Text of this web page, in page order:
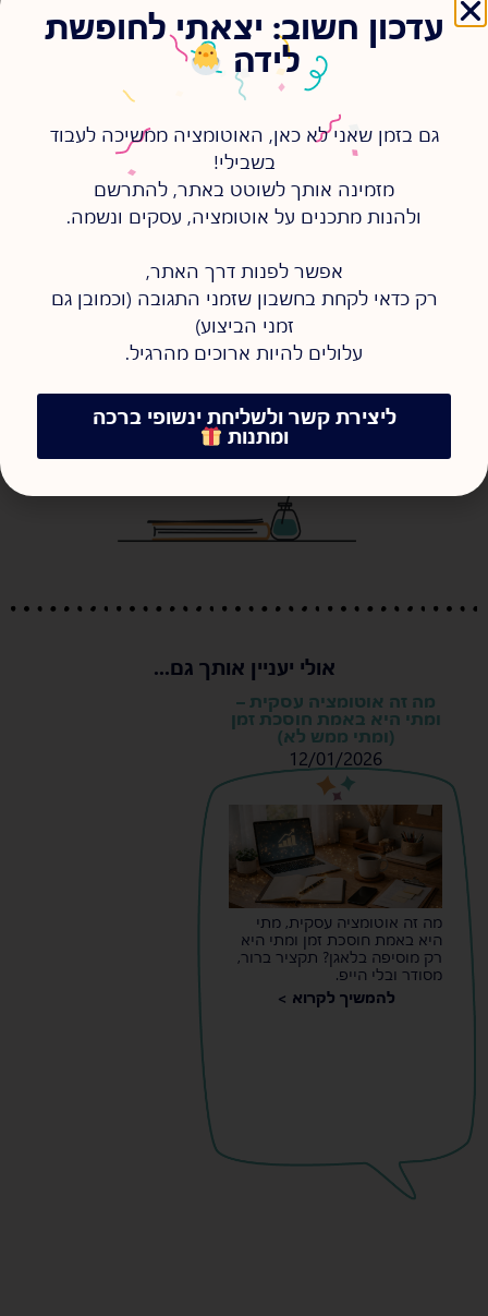
ספרי לי עוד על...
אוטומציה,השראה,התייעלות
אולי יעניין אותך גם...
מה זה אוטומציה עסקית –
ומתי היא באמת חוסכת זמן
(ומתי ממש לא)
12/01/2026
s
מה זה אוטומציה עסקית, מתי
היא באמת חוסכת זמן ומתי היא
רק מוסיפה בלאגן? תקציר ברור,
מסודר ובלי הייפ.
להמשיך לקרוא >
עדכון חשוב: יצאתי לחופשת
לידה
גם בזמן שאני לא כאן, האוטומציה ממשיכה לעבוד
בשבילי!
מזמינה אותך לשוטט באתר, להתרשם
ולהנות מתכנים על אוטומציה, עסקים ונשמה.
אפשר לפנות דרך האתר,
רק כדאי לקחת בחשבון שזמני התגובה (וכמובן גם
זמני הביצוע)
עלולים להיות ארוכים מהרגיל.
ליצירת קשר ולשליחת ינשופי ברכה
ומתנות